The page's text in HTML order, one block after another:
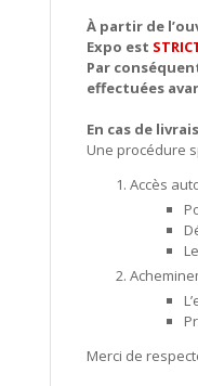
À partir de
Expo est
Par
effectuées
En cas de
Une procédure
Accès
Merci de